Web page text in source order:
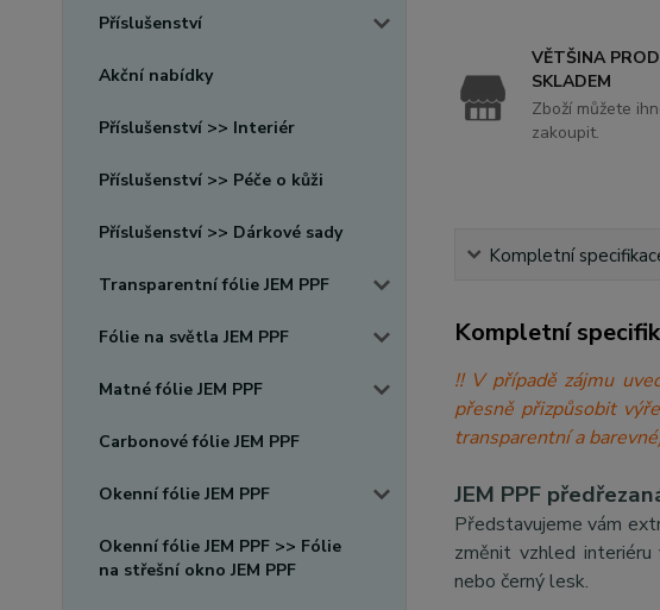
Příslušenství
Akční nabídky
Příslušenství >> Interiér
Příslušenství >> Péče o kůži
Příslušenství >> Dárkové sady
Transparentní fólie JEM PPF
Fólie na světla JEM PPF
Matné fólie JEM PPF
Carbonové fólie JEM PPF
Okenní fólie JEM PPF
Okenní fólie JEM PPF >> Fólie
na střešní okno JEM PPF
VĚTŠINA
SKLADEM
Zboží můžete
zakoupit.
Kompletní
Kompletní
!! V případě zájmu
přesně přizpůsobit
transparentní a
JEM PPF
Představujeme vám
změnit vzhled interiéru
nebo černý lesk.